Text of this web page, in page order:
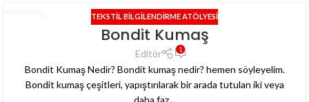
TEKSTIL BILGILENDIRME ATÖLYESI
Bondit Kumaş
Editör 1
Bondit Kumaş Nedir? Bondit kumaş nedir? hemen söyleyelim.
Bondit kumaş çeşitleri, yapıştırılarak bir arada tutulan iki veya
daha faz...